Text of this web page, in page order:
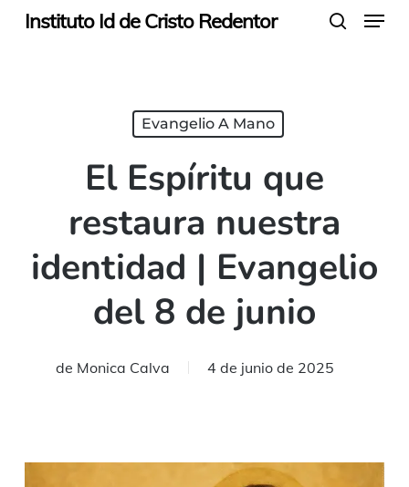
SkipInstituto Id de Cristo Redentor Menu
Evangelio A Mano
El Espíritu que
restaura nuestra
identidad | Evangelio
del 8 de junio
de Monica Calva 4 de junio de 2025